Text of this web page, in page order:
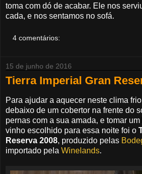
toma com dó de acabar. Ele nos
cada, e nos sentamos no sofá.
4 comentários:
15 de junho de 2016
Tierra Imperial Gran
Para ajudar a aquecer neste clima
debaixo de um cobertor na frente do
pernas com a sua amada, e tomar
vinho escolhido para essa noite foi o
Reserva 2008, produzido pelas
importado pela Winelands.